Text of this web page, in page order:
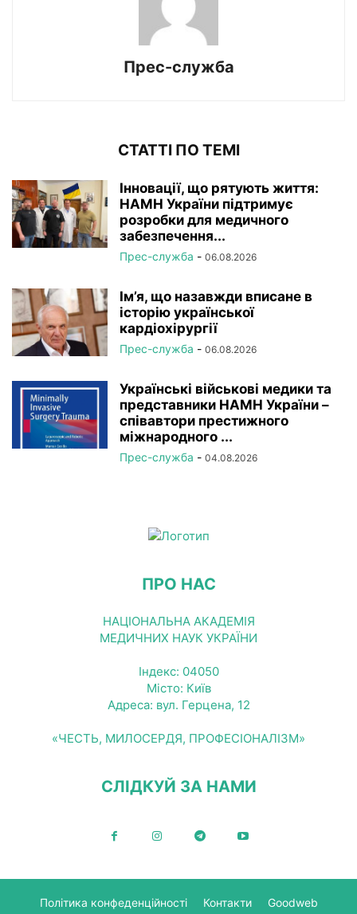
Прес-служба
СТАТТІ ПО ТЕМІ
Інновації, що рятують життя:
НАМН України підтримує
розробки для медичного
забезпечення...
Прес-служба - 06.08.2026
Ім’я, що назавжди вписане в
історію української
кардіохірургії
Прес-служба - 06.08.2026
Українські військові медики та
представники НАМН України –
співавтори престижного
міжнародного ...
Прес-служба - 04.08.2026
ПРО НАС
НАЦІОНАЛЬНА АКАДЕМІЯ
МЕДИЧНИХ НАУК УКРАЇНИ
Індекс: 04050
Місто: Київ
Адреса: вул. Герцена, 12
«ЧЕСТЬ, МИЛОСЕРДЯ, ПРОФЕСІОНАЛІЗМ»
СЛІДКУЙ ЗА НАМИ
Політика конфеденційності Контакти Goodweb